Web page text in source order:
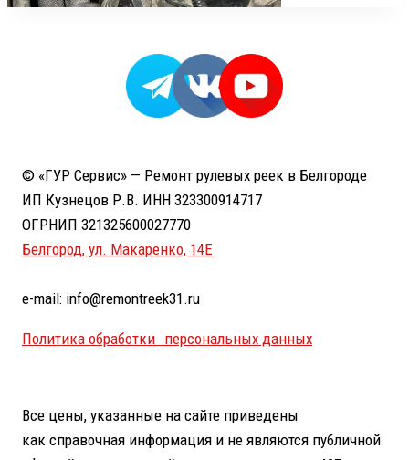
© «ГУР Сервис» — Ремонт рулевых реек в Белгороде
ИП Кузнецов Р.В. ИНН 323300914717
ОГРНИП 321325600027770
Белгород, ул. Макаренко, 14Е
e-mail: info@remontreek31.ru
Политика обработки персональных данных
Все цены, указанные на сайте приведены
как справочная информация и не являются публичной